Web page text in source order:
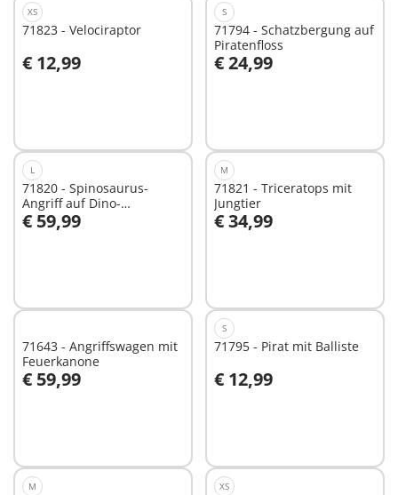
XS
71823 - Velociraptor
€ 12,99
In den Warenkorb
S
71794 - Schatzbergung auf
Piratenfloss
€ 24,99
In den Warenkorb
L
71820 - Spinosaurus-
Angriff auf Dino-
Ausgrabung
€ 59,99
In den Warenkorb
M
71821 - Triceratops mit
Jungtier
€ 34,99
In den Warenkorb
71643 - Angriffswagen mit
Feuerkanone
€ 59,99
In den Warenkorb
S
71795 - Pirat mit Balliste
€ 12,99
In den Warenkorb
M XS